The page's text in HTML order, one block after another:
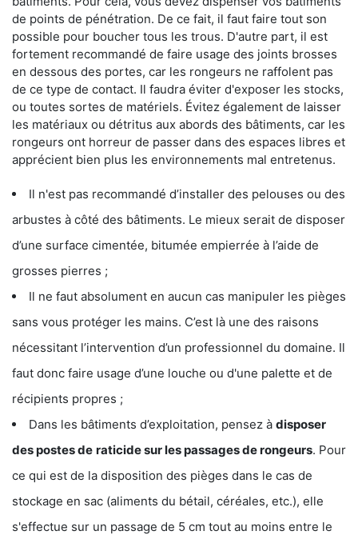
de points de pénétration. De ce fait, il faut faire tout son
possible pour boucher tous les trous. D'autre part, il est
fortement recommandé de faire usage des joints brosses
en dessous des portes, car les rongeurs ne raffolent pas
de ce type de contact. Il faudra éviter d'exposer les stocks,
ou toutes sortes de matériels. Évitez également de laisser
les matériaux ou détritus aux abords des bâtiments, car les
rongeurs ont horreur de passer dans des espaces libres et
apprécient bien plus les environnements mal entretenus.
Il n'est pas recommandé d’installer des pelouses ou des
arbustes à côté des bâtiments. Le mieux serait de disposer
d’une surface cimentée, bitumée empierrée à l’aide de
grosses pierres ;
Il ne faut absolument en aucun cas manipuler les pièges
sans vous protéger les mains. C’est là une des raisons
nécessitant l’intervention d’un professionnel du domaine. Il
faut donc faire usage d’une louche ou d'une palette et de
récipients propres ;
Dans les bâtiments d’exploitation, pensez à disposer
des postes de raticide sur les passages de rongeurs. Pour
ce qui est de la disposition des pièges dans le cas de
stockage en sac (aliments du bétail, céréales, etc.), elle
s'effectue sur un passage de 5 cm tout au moins entre le